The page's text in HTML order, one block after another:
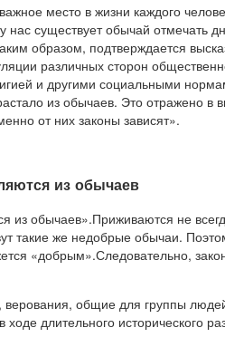
место в жизни каждого
существует обычай отмечать
образом, подтверждается
различных сторон
и другими социальными
из обычаев. Это отражено
от них законы зависят».
из обычаев
из обычаев».Приживаются не
такие же недобрые обычаи.
«добрым».Следовательно,
верования, общие для группы
длительного исторического